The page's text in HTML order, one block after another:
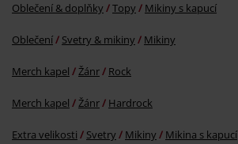
Oblečení & doplňky Topy Mikiny s kapucí
Oblečení Svetry & mikiny Mikiny
Merch kapel Žánr Rock
Merch kapel Žánr Hardrock
Extra velikosti Svetry Mikiny Mikina s kapucí